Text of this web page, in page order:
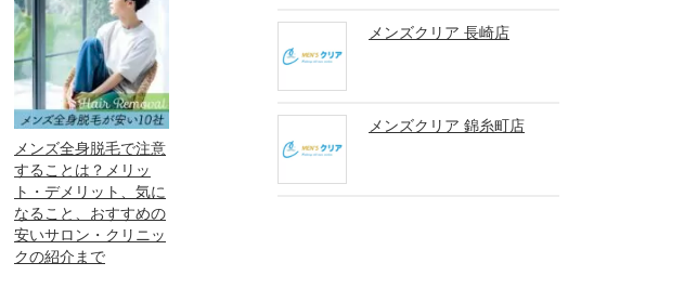
メンズ全身脱毛で注意
することは？メリッ
ト・デメリット、気に
なること、おすすめの
安いサロン・クリニッ
クの紹介まで
メンズクリア 長崎店
メンズクリア 錦糸町店